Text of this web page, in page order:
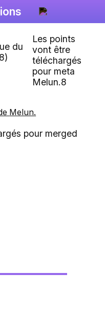
Les points
vont être
téléchargés
pour meta
Melun.8
Melun.
pour merged